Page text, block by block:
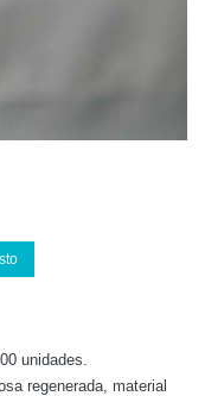
unidades.
regenerada, material